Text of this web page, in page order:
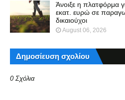
Άνοιξε η πλατφόρμα
εκατ. ευρώ σε
δικαιούχοι
August 06, 2026
Δημοσίευση σχολίου
0 Σχόλια